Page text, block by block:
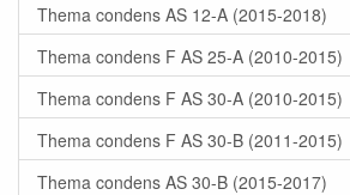
Thema condens AS 12-A (2015-2018)
Thema condens F AS 25-A (2010-2015)
Thema condens F AS 30-A (2010-2015)
Thema condens F AS 30-B (2011-2015)
Thema condens AS 30-B (2015-2017)